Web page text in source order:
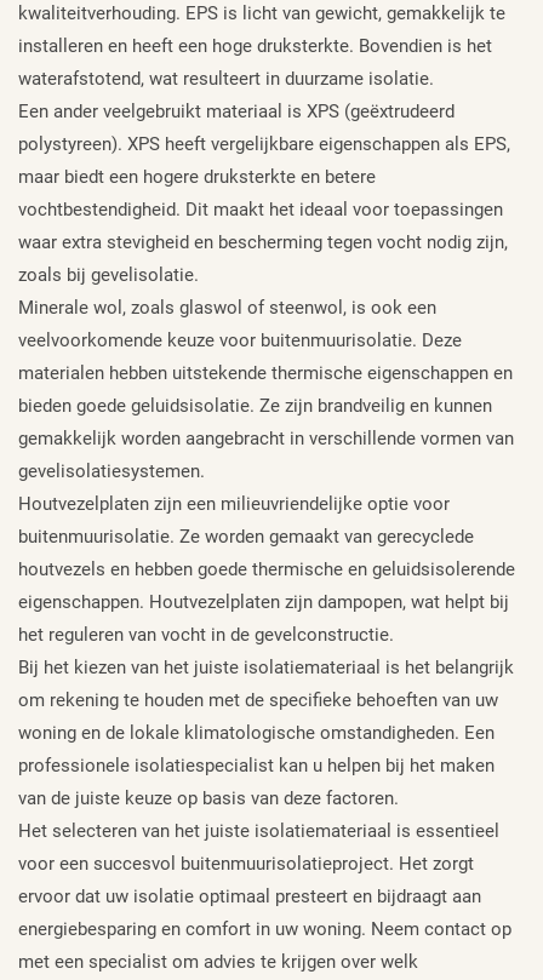
kwaliteitverhouding. EPS is licht van gewicht, gemakkelijk te
installeren en heeft een hoge druksterkte. Bovendien is het
waterafstotend, wat resulteert in duurzame isolatie.
Een ander veelgebruikt materiaal is XPS (geëxtrudeerd
polystyreen). XPS heeft vergelijkbare eigenschappen als EPS,
maar biedt een hogere druksterkte en betere
vochtbestendigheid. Dit maakt het ideaal voor toepassingen
waar extra stevigheid en bescherming tegen vocht nodig zijn,
zoals bij gevelisolatie.
Minerale wol, zoals glaswol of steenwol, is ook een
veelvoorkomende keuze voor buitenmuurisolatie. Deze
materialen hebben uitstekende thermische eigenschappen en
bieden goede geluidsisolatie. Ze zijn brandveilig en kunnen
gemakkelijk worden aangebracht in verschillende vormen van
gevelisolatiesystemen.
Houtvezelplaten zijn een milieuvriendelijke optie voor
buitenmuurisolatie. Ze worden gemaakt van gerecyclede
houtvezels en hebben goede thermische en geluidsisolerende
eigenschappen. Houtvezelplaten zijn dampopen, wat helpt bij
het reguleren van vocht in de gevelconstructie.
Bij het kiezen van het juiste isolatiemateriaal is het belangrijk
om rekening te houden met de specifieke behoeften van uw
woning en de lokale klimatologische omstandigheden. Een
professionele isolatiespecialist kan u helpen bij het maken
van de juiste keuze op basis van deze factoren.
Het selecteren van het juiste isolatiemateriaal is essentieel
voor een succesvol buitenmuurisolatieproject. Het zorgt
ervoor dat uw isolatie optimaal presteert en bijdraagt aan
energiebesparing en comfort in uw woning. Neem contact op
met een specialist om advies te krijgen over welk